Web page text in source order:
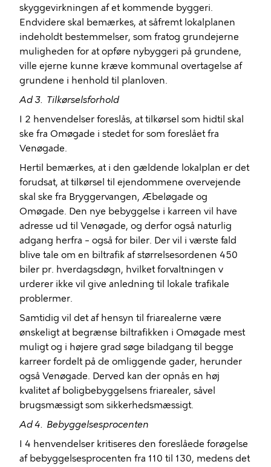
skyggevirkningen af et kommende byggeri.
Endvidere skal bemærkes, at såfremt lokalplanen
indeholdt bestemmelser, som fratog grundejerne
muligheden for at opføre nybyggeri på grundene,
ville ejerne kunne kræve kommunal overtagelse af
grundene i henhold til planloven.
Ad 3. Tilkørselsforhold
I 2 henvendelser foreslås, at tilkørsel som hidtil skal
ske fra Omøgade i stedet for som foreslået fra
Venøgade.
Hertil bemærkes, at i den gældende lokalplan er det
forudsat, at tilkørsel til ejendommene overvejende
skal ske fra Bryggervangen, Æbeløgade og
Omøgade. Den nye bebyggelse i karreen vil have
adresse ud til Venøgade, og derfor også naturlig
adgang herfra – også for biler. Der vil i værste fald
blive tale om en biltrafik af størrelsesordenen 450
biler pr. hverdagsdøgn, hvilket forvaltningen v
urderer ikke vil give anledning til lokale trafikale
problermer.
Samtidig vil det af hensyn til friarealerne være
ønskeligt at begrænse biltrafikken i Omøgade mest
muligt og i højere grad søge biladgang til begge
karreer fordelt på de omliggende gader, herunder
også Venøgade. Derved kan der opnås en høj
kvalitet af boligbebyggelsens friarealer, såvel
brugsmæssigt som sikkerhedsmæssigt.
Ad 4. Bebyggelsesprocenten
I 4 henvendelser kritiseres den foreslåede forøgelse
af bebyggelsesprocenten fra 110 til 130, medens det